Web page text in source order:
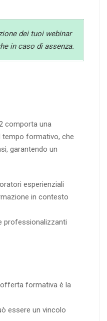
dei tuoi webinar
in caso di assenza.
comporta una
formativo, che
garantendo un
esperienziali
in contesto
professionalizzanti
formativa è la
essere un vincolo